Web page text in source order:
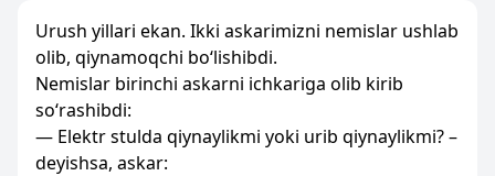
Urush yillari ekan. Ikki askarimizni nemislar ushlab
olib, qiynamoqchi bo‘lishibdi.
Nemislar birinchi askarni ichkariga olib kirib
so‘rashibdi:
— Elektr stulda qiynaylikmi yoki urib qiynaylikmi? –
deyishsa, askar: